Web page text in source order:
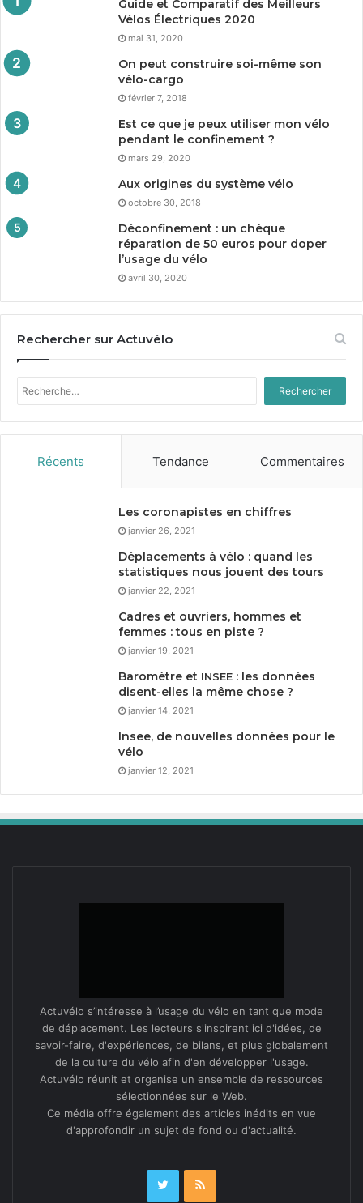
Guide et Comparatif des Meilleurs
Vélos Électriques 2020
mai 31, 2020
On peut construire soi-même son
vélo-cargo
février 7, 2018
Est ce que je peux utiliser mon vélo
pendant le confinement ?
mars 29, 2020
Aux origines du système vélo
octobre 30, 2018
Déconfinement : un chèque
réparation de 50 euros pour doper
l’usage du vélo
avril 30, 2020
Rechercher sur Actuvélo
Rechercher :
Récents Tendance Commentaires
Les coronapistes en chiffres
janvier 26, 2021
Déplacements à vélo : quand les
statistiques nous jouent des tours
janvier 22, 2021
Cadres et ouvriers, hommes et
femmes : tous en piste ?
janvier 19, 2021
Baromètre et INSEE : les données
disent-elles la même chose ?
janvier 14, 2021
Insee, de nouvelles données pour le
vélo
janvier 12, 2021
Actuvélo s’intéresse à l’usage du vélo en tant que mode
de déplacement. Les lecteurs s'inspirent ici d'idées, de
savoir-faire, d'expériences, de bilans, et plus globalement
de la culture du vélo afin d'en développer l'usage.
Actuvélo réunit et organise un ensemble de ressources
sélectionnées sur le Web.
Ce média offre également des articles inédits en vue
d'approfondir un sujet de fond ou d'actualité.